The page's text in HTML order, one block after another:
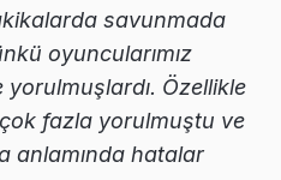
savunmada
oyuncularımız
Özellikle
fazla yorulmuştu ve
anlamında hatalar